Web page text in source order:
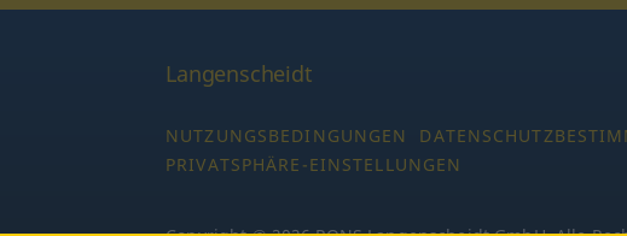
Langenscheidt
NUTZUNGSBEDINGUNGEN
PRIVATSPHÄRE-EINSTELLUNGEN